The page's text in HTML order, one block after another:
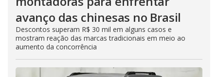
avanço das chinesas no Brasil
Descontos superam R$ 30 mil em alguns casos e
mostram reação das marcas tradicionais em meio ao
aumento da concorrência